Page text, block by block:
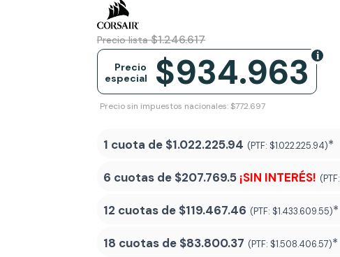
Precio lista $1.246.617
$934.963
Precio
especial
Precio sin impuestos nacionales: $772.697
1 cuota de $1.022.225.94 (PTF: $1.022.225.94)*
6 cuotas de $207.769.5 ¡SIN INTERÉS! (PTF:
12 cuotas de $119.467.46 (PTF: $1.433.609.55)*
18 cuotas de $83.800.37 (PTF: $1.508.406.57)*